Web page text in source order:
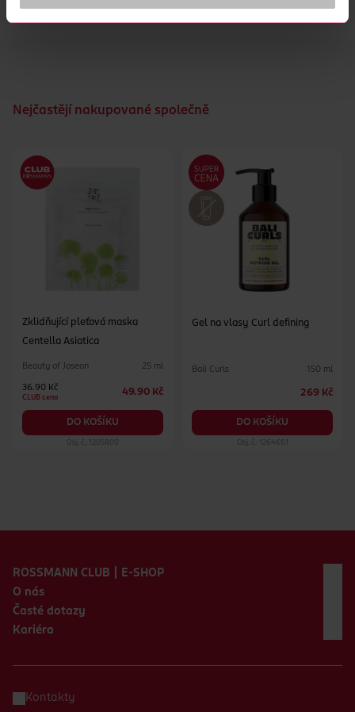
neslepené. Nechá vyniknout váš individuální styl a vy
můžete sebevědomě vyrazit ven.
Nejčastějí nakupované společně
Zklidňující pleťová maska
Centella Asiatica
Beauty of Joseon 25 ml
36.90 Kč
CLUB cena
49.90 Kč
DO KOŠÍKU
Obj. č.: 1205800
Gel na vlasy Curl defining
Bali Curls 150 ml
269 Kč
DO KOŠÍKU
Obj. č.: 1264661
ROSSMANN CLUB | E-SHOP
O nás
Časté dotazy
Kariéra
Kontakty